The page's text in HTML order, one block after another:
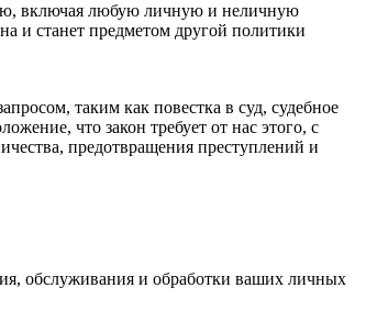
включая любую личную и неличную
и станет предметом другой политики
таким как повестка в суд, судебное
что закон требует от нас этого, с
предотвращения преступлений и
обслуживания и обработки ваших личных